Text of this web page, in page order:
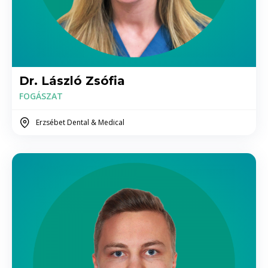
tamponnal)
50000 - 60.000 között Ft
Gyökércsúcs rezekció (varrattal)
Ciszta műtétek
53.000 Ft
Fogeltávolítás
Fogeltávolítás szájsebész által
25.000 - 30.000 között Ft
Korona hosszabbító műtét
53.000 Ft
Egyéb szájsebészeti műtét (pl. Alveolus
korrekció)
30.000 - 55.000 Ft
Dr. László Zsófia
FOGÁSZAT
Erzsébet Dental & Medical